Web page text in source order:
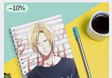
–10%